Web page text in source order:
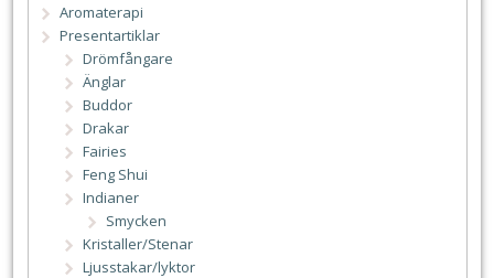
Aromaterapi
Presentartiklar
Drömfångare
Änglar
Buddor
Drakar
Fairies
Feng Shui
Indianer
Smycken
Kristaller/Stenar
Ljusstakar/lyktor